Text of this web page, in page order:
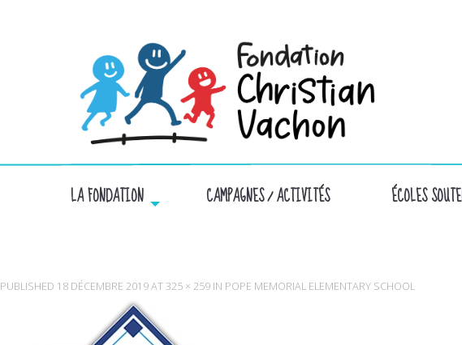
LA FONDATION CAMPAGNES / ACTIVITÉS ÉCOLES
PUBLISHED 18 DÉCEMBRE 2019AT325 × 259 IN POPE MEMORIAL ELEMENTARY SCHOOL